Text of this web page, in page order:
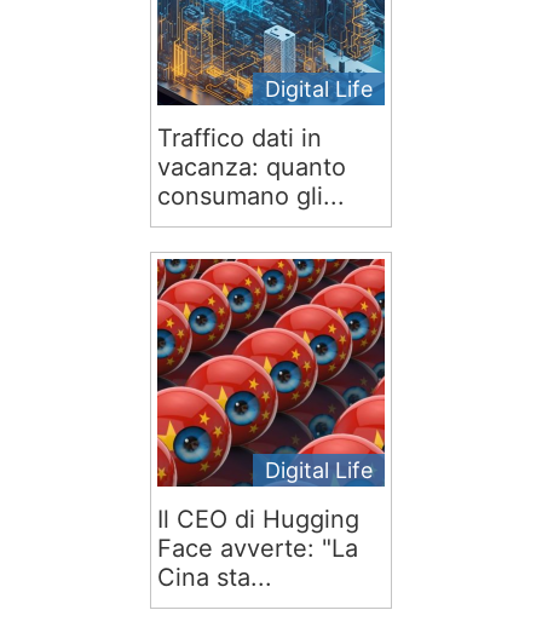
Digital Life
Traffico dati in
vacanza: quanto
consumano gli...
Digital Life
Il CEO di Hugging
Face avverte: "La
Cina sta...